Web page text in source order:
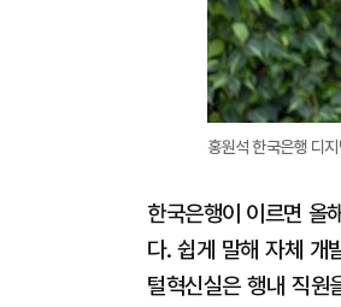
홍원석 한국은행 디
한국은행이 이르면 올
다. 쉽게 말해 자체 개
털혁신실은 행내 직원